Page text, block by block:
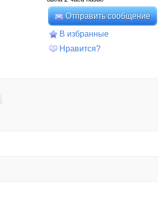
Отправить сообщение
В избранные
Нравится?